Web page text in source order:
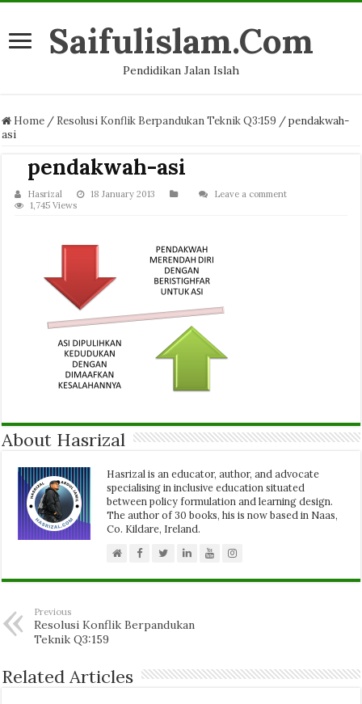
Saifulislam.Com
Pendidikan Jalan Islah
Home / Resolusi Konflik Berpandukan Teknik Q3:159 /pendakwah-
asi
pendakwah-asi
Hasrizal 18 January 2013
Leave a comment
1,745 Views
About Hasrizal
Hasrizal is an educator, author, and advocate
specialising in inclusive education situated
between policy formulation and learning design.
The author of 30 books, his is now based in Naas,
Co. Kildare, Ireland.
Previous
Resolusi Konflik Berpandukan
Teknik Q3:159
Related Articles